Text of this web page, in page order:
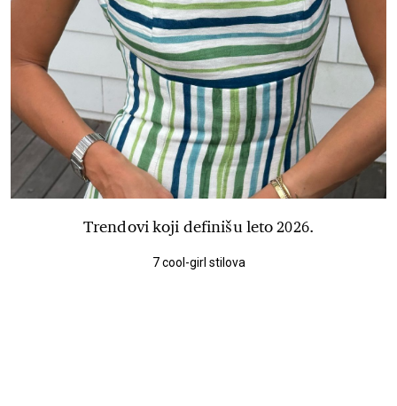
Trendovi koji definišu leto 2026.
7 cool-girl stilova